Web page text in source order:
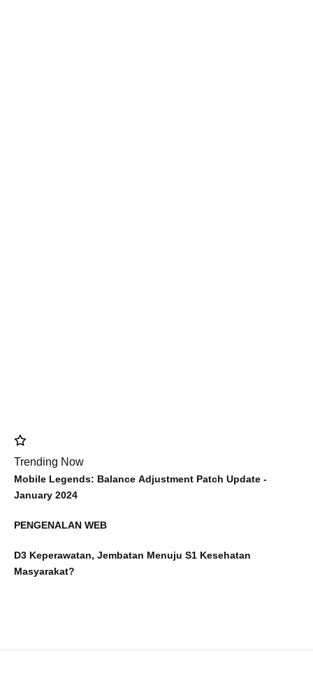
Trending Now
Mobile Legends: Balance Adjustment Patch Update -
January 2024
PENGENALAN WEB
D3 Keperawatan, Jembatan Menuju S1 Kesehatan
Masyarakat?